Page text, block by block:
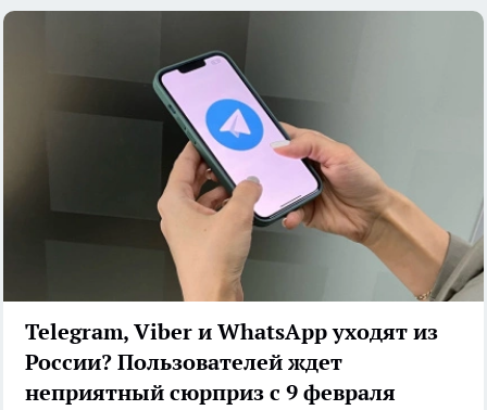
Telegram, Viber и WhatsApp уходят из
России? Пользователей ждет
неприятный сюрприз с 9 февраля